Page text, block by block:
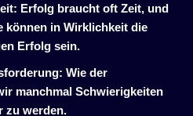
Erfolg braucht oft Zeit, und
können in Wirklichkeit die
Erfolg sein.
Wie der
manchmal Schwierigkeiten
zu werden.